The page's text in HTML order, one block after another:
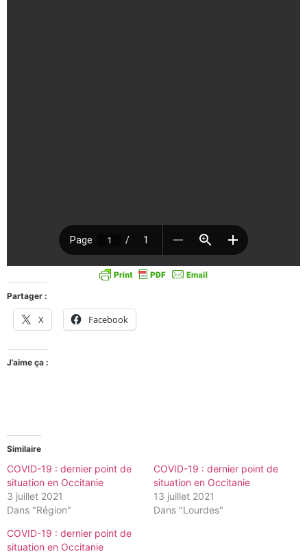
Partager :
X Facebook
J’aime ça :
Similaire
COVID-19 : dernier point de
situation en Occitanie
3 juillet 2021
Dans "Région"
COVID-19 : dernier point de
situation en Occitanie
13 juillet 2021
Dans "Lourdes"
COVID-19 : dernier point de
situation en Occitanie